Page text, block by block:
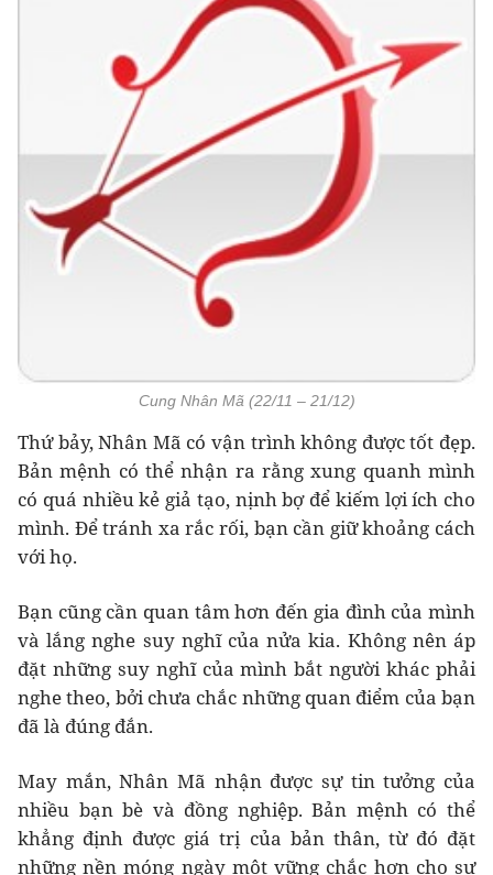
Cung Nhân Mã (22/11 – 21/12)
Thứ bảy, Nhân Mã có vận trình không được tốt đẹp.
Bản mệnh có thể nhận ra rằng xung quanh mình
có quá nhiều kẻ giả tạo, nịnh bợ để kiếm lợi ích cho
mình. Để tránh xa rắc rối, bạn cần giữ khoảng cách
với họ.
Bạn cũng cần quan tâm hơn đến gia đình của mình
và lắng nghe suy nghĩ của nửa kia. Không nên áp
đặt những suy nghĩ của mình bắt người khác phải
nghe theo, bởi chưa chắc những quan điểm của bạn
đã là đúng đắn.
May mắn, Nhân Mã nhận được sự tin tưởng của
nhiều bạn bè và đồng nghiệp. Bản mệnh có thể
khẳng định được giá trị của bản thân, từ đó đặt
những nền móng ngày một vững chắc hơn cho sự